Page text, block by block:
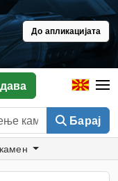
До апликацијата
Барај